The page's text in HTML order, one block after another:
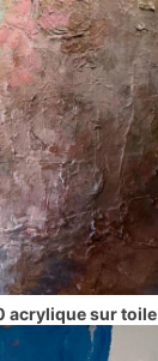
acrylique sur toile